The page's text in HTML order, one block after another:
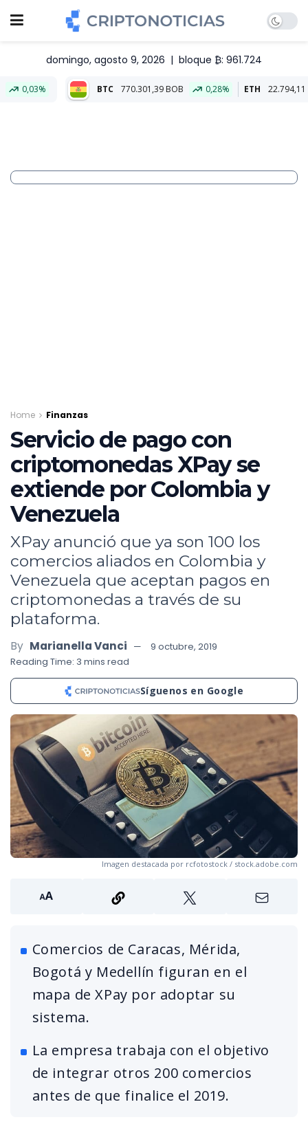
domingo, agosto 9, 2026 | bloque ₿: 961.724
BTC 770.301,39 BOB 0,28% ETH 22.794,11 BOB
Home Finanzas
Servicio de pago con
criptomonedas XPay se
extiende por Colombia y
Venezuela
XPay anunció que ya son 100 los
comercios aliados en Colombia y
Venezuela que aceptan pagos en
criptomonedas a través de su
plataforma.
By Marianella Vanci
9 octubre, 2019
Reading Time: 3 mins read
Síguenos en Google
Imagen destacada por rcfotostock / stock.adobe.com
Comercios de Caracas, Mérida,
Bogotá y Medellín figuran en el
mapa de XPay por adoptar su
sistema.
La empresa trabaja con el objetivo
de integrar otros 200 comercios
antes de que finalice el 2019.